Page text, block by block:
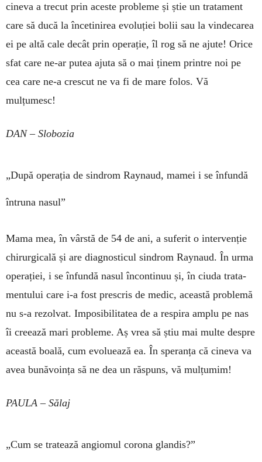
cineva a trecut prin aceste probleme și știe un tratament
care să ducă la încetinirea evoluției bolii sau la vindecarea
ei pe altă cale decât prin ope­rație, îl rog să ne ajute! Orice
sfat care ne-ar putea ajuta să o mai ținem printre noi pe
cea care ne-a crescut ne va fi de mare folos. Vă
mulțumesc!
DAN – Slobozia
„După operația de sindrom Raynaud, mamei i se înfundă
întruna nasul”
Mama mea, în vârstă de 54 de ani, a suferit o in­tervenție
chi­rurgicală și are diagnosticul sin­drom Ray­­naud. În urma
opera­ției, i se înfundă nasul în­con­tinuu și, în ciuda tra­ta­
men­tului care i-a fost pre­scris de medic, această pro­­blemă
nu s-a rezolvat. Im­po­si­bilitatea de a respira amplu pe nas
îi creea­ză mari probleme. Aș vrea să știu mai multe despre
această boală, cum evo­luează ea. În speranța că cineva va
avea bunăvoința să ne dea un răspuns, vă mulțumim!
PAULA – Sălaj
„Cum se tratează angiomul corona glandis?”